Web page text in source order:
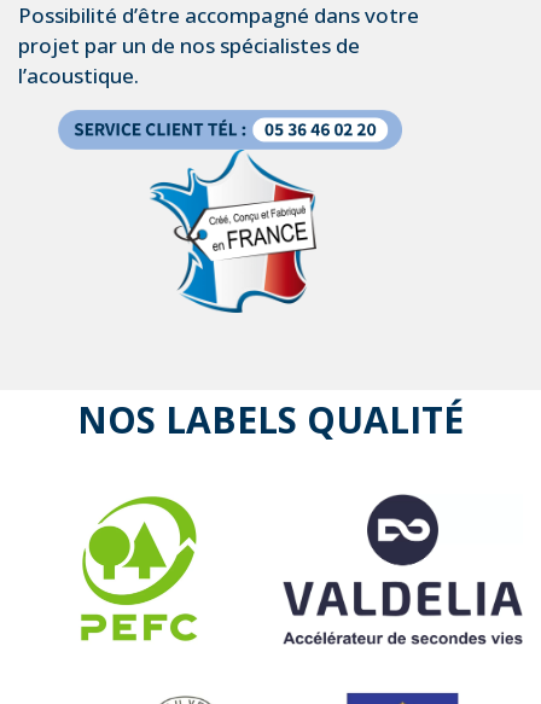
Possibilité d’être accompagné dans votre
projet par un de nos spécialistes de
l’acoustique.
NOS LABELS QUALITÉ